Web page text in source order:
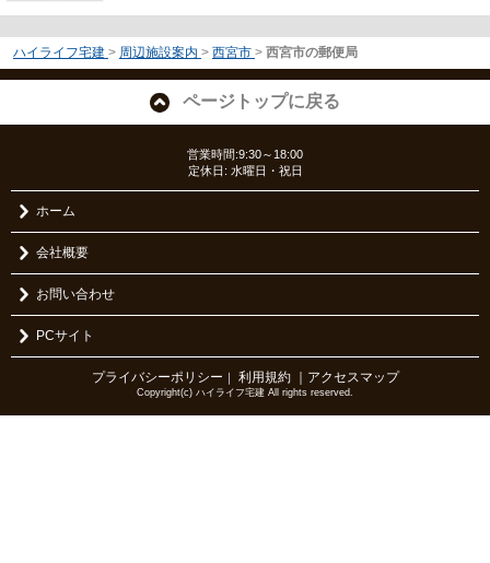
ハイライフ宅建 > 周辺施設案内 > 西宮市 > 西宮市の郵便局
ページトップに戻る
営業時間:9:30～18:00
定休日: 水曜日・祝日
ホーム
会社概要
お問い合わせ
PCサイト
プライバシーポリシー ｜ 利用規約 ｜アクセスマップ
Copyright(c) ハイライフ宅建 All rights reserved.